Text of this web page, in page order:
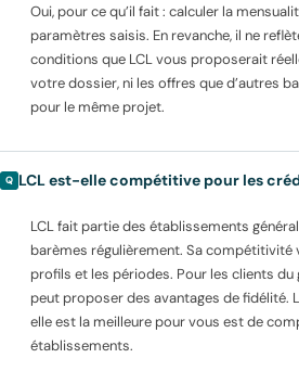
Oui, pour ce qu’il fait : calculer la
paramètres saisis. En revanche, il ne
conditions que LCL vous proposerait
votre dossier, ni les offres que d’autres
pour le même projet.
LCL est-elle compétitive pour les
LCL fait partie des établissements
barèmes régulièrement. Sa compétitivité
profils et les périodes. Pour les clients
peut proposer des avantages de fidélité.
elle est la meilleure pour vous est de
établissements.